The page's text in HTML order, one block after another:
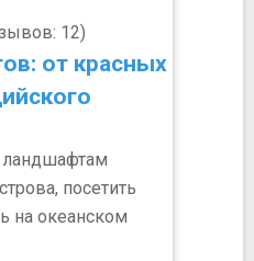
12)
от красных
ландшафтам
посетить
на океанском